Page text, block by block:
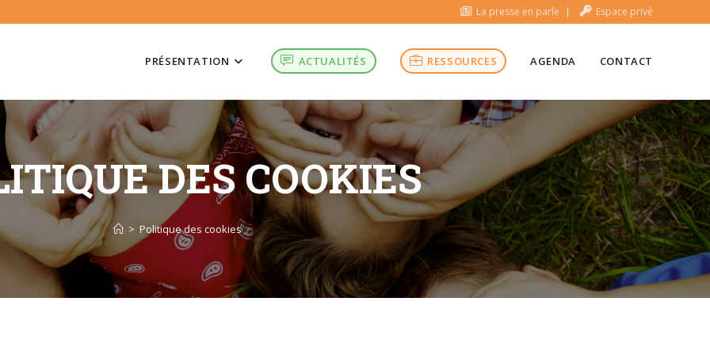
La presse en parle Espace privé
PRÉSENTATION ACTUALITÉS RESSOURCES AGENDA CONTACT
DES COOKIES
> Politique des cookies